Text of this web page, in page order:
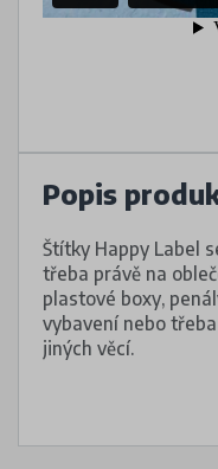
Popis
Štítky Happy Label
třeba právě na
plastové boxy,
vybavení nebo
jiných věcí.